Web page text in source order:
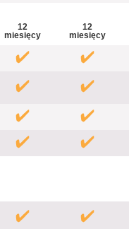
12
miesięcy
12
miesięcy